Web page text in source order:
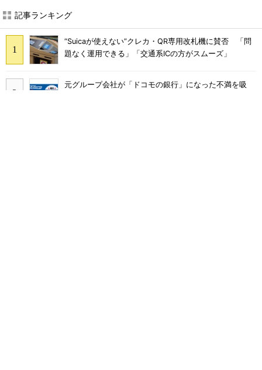
記事ランキング
“Suicaが使えない”クレカ・QR専用改札機に賛否 「問
題なく運用できる」「交通系ICの方がスムーズ」
元グループ会社が「ドコモの銀行」になった不満を吸